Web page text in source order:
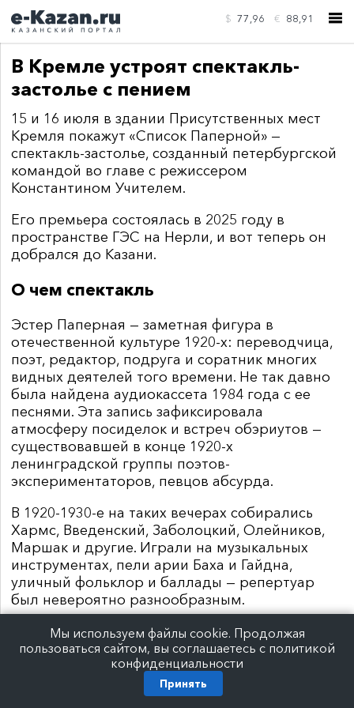
$ 77,96 € 88,91
КОНТАКТЫ
В Кремле устроят спектакль-
застолье с пением
15 и 16 июля в здании Присутственных мест
Кремля покажут «Список Паперной» —
спектакль-застолье, созданный петербургской
командой во главе с режиссером
Константином Учителем.
Его премьера состоялась в 2025 году в
пространстве ГЭС на Нерли, и вот теперь он
добрался до Казани.
О чем спектакль
Эстер Паперная — заметная фигура в
отечественной культуре 1920-х: переводчица,
поэт, редактор, подруга и соратник многих
видных деятелей того времени. Не так давно
была найдена аудиокассета 1984 года с ее
песнями. Эта запись зафиксировала
атмосферу посиделок и встреч обэриутов —
существовавшей в конце 1920-х
ленинградской группы поэтов-
экспериментаторов, певцов абсурда.
В 1920-1930-е на таких вечерах собирались
Хармс, Введенский, Заболоцкий, Олейников,
Маршак и другие. Играли на музыкальных
инструментах, пели арии Баха и Гайдна,
уличный фольклор и баллады — репертуар
был невероятно разнообразным.
Константин Учитель устроит в Казани застолье,
где зрители смогут разделить трапезу с
артистами, которые поют эти песни и
рассказывают о поэтах, их традициях и о том,
как трагически сложились их судьбы.
Мы используем файлы cookie. Продолжая
пользоваться сайтом, вы соглашаетесь с политикой
конфиденциальности
Принять